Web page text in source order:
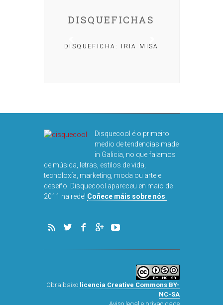
DISQUEFICHAS
DISQUEFICHA: IRIA MISA
Disquecool é o primeiro
medio de tendencias made
in Galicia, no que falamos
de música, letras, estilos de vida,
tecnoloxía, marketing, moda ou arte e
deseño. Disquecool apareceu en maio de
2011 na rede! Coñece máis sobre nós
Obra baixo licencia Creative Commons BY-
NC-SA